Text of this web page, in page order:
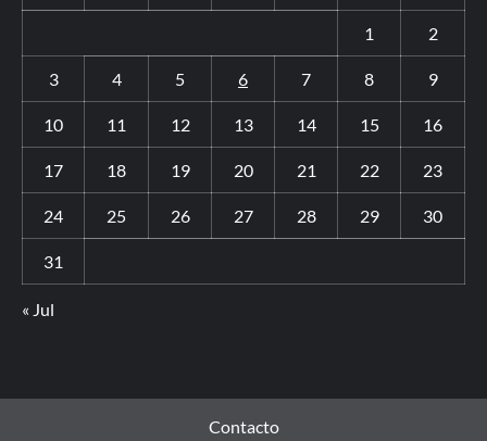
1 2
3 4 5 6 7 8 9
10 11 12 13 14 15 16
17 18 19 20 21 22 23
24 25 26 27 28 29 30
31
« Jul
Contacto